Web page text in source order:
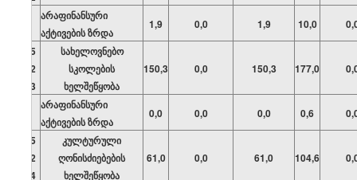
არაფინანსური
აქტივების ზრდა
1,9 0,0 1,9 10,0
05
02
03
სახელოვნებო
სკოლების
ხელშეწყობა
150,3 0,0 150,3 177,0
არაფინანსური
აქტივების ზრდა
0,0 0,0 0,0 0,6
05
02
04
კულტურული
ღონისძიებების
ხელშეწყობა
61,0 0,0 61,0 104,6